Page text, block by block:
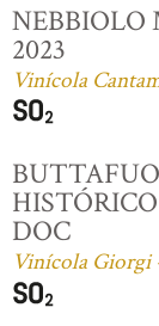
NEBBIOLO
2023
Vinícola
DOC
Vinícola Giorgi